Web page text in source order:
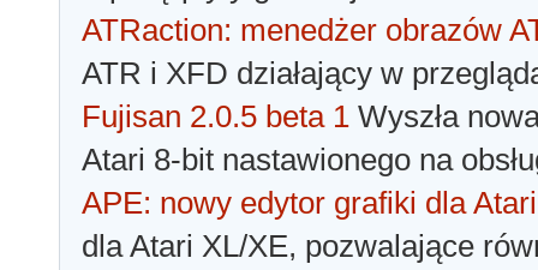
ATRaction: menedżer obrazów
ATR i XFD działający w
Fujisan 2.0.5 beta 1 Wyszła
Atari 8-bit nastawionego na
APE: nowy edytor grafiki dla Atari
dla Atari XL/XE, pozwalające